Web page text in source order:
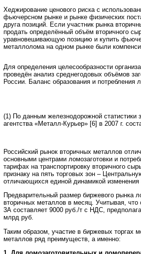
Хеджирование ценового риска с
фьючерсном рынке и рынке физических
друга позиций. Если участник рынка
продать определённый объём вторичного
уравновешивающую позицию и купить
металлолома на одном рынке были
Для определения целесообразности
проведён анализ среднегодовых объёмов
России. Баланс образования и
(1) По данным железнодорожной статистики
агентства «Металл-Курьер» [6] в 2007 г.
Российский рынок вторичных металлов
основными центрами ломозаготовки и
тарифах на транспортировку вторичного
признаку на пять торговых зон –
отличающихся единой динамикой
Предварительный размер биржевого рынка
вторичных металлов в месяц. Учитывая,
3А составляет 9000 руб./т с НДС,
млрд руб.
Таким образом, участие в биржевых торгах
металлов ряд преимуществ, а именно: